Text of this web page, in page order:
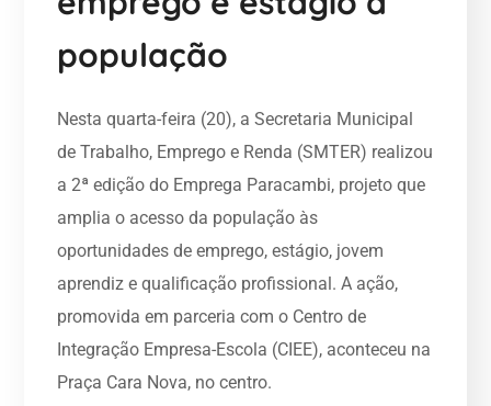
população
Nesta quarta-feira (20), a Secretaria Municipal
de Trabalho, Emprego e Renda (SMTER) realizou
a 2ª edição do Emprega Paracambi, projeto que
amplia o acesso da população às
oportunidades de emprego, estágio, jovem
aprendiz e qualificação profissional. A ação,
promovida em parceria com o Centro de
Integração Empresa-Escola (CIEE), aconteceu na
Praça Cara Nova, no centro.